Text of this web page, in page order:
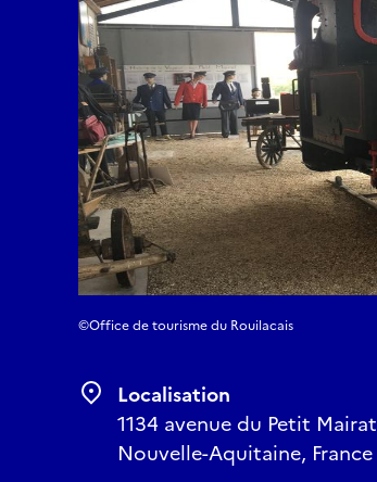
©Office de tourisme du Rouilacais
Localisation
1134 avenue du Petit
Nouvelle-Aquitaine, France